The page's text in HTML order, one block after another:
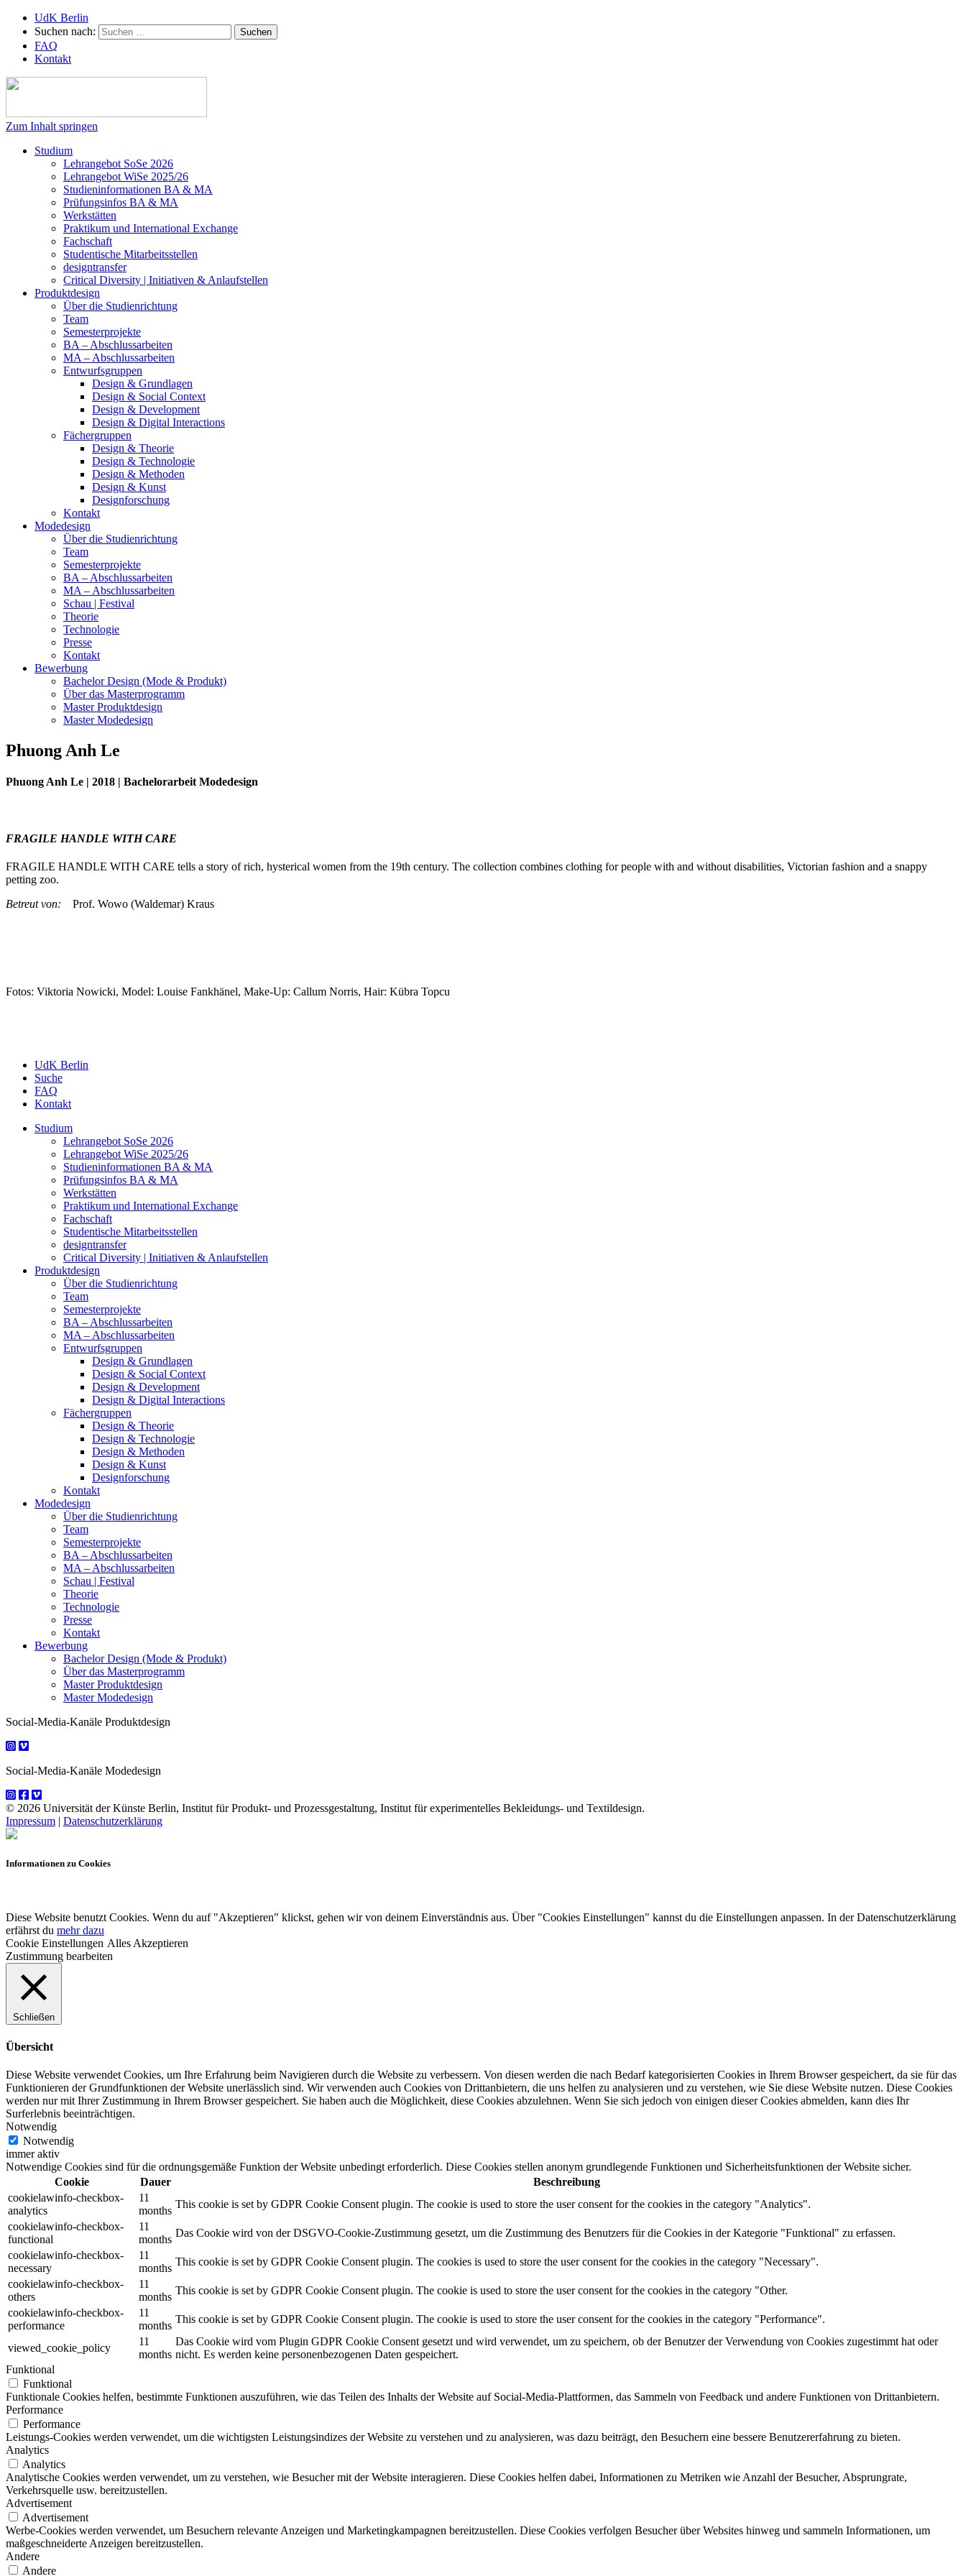
UdK Berlin
Suchen nach:
FAQ
Kontakt
Zum Inhalt springen
Studium
Lehrangebot SoSe 2026
Lehrangebot WiSe 2025/26
Studieninformationen ­BA & MA
Prüfungsinfos BA & MA
Werkstätten
Praktikum und International Exchange
Fachschaft
Studentische Mitarbeitsstellen
designtransfer
Critical Diversity | Initiativen & Anlaufstellen
Produktdesign
Über die Studienrichtung
Team
Semesterprojekte
BA – Abschlussarbeiten
MA – Abschlussarbeiten
Entwurfsgruppen
Design & Grundlagen
Design & Social Context
Design & Development
Design & Digital Interactions
Fächergruppen
Design & Theorie
Design & Technologie
Design & Methoden
Design & Kunst
Designforschung
Kontakt
Modedesign
Über die Studienrichtung
Team
Semesterprojekte
BA – Abschlussarbeiten
MA – Abschlussarbeiten
Schau | Festival
Theorie
Technologie
Presse
Kontakt
Bewerbung
Bachelor Design (Mode & Produkt)
Über das Masterprogramm
Master Produktdesign
Master Modedesign
Phuong Anh Le
Phuong Anh Le | 2018 | Bachelorarbeit Modedesign
FRAGILE HANDLE WITH CARE
FRAGILE HANDLE WITH CARE tells a story of rich, hysterical women from the 19th century. The collection combines clothing for people with and without disabilities, Victorian fashion and a snappy
petting zoo.
Betreut von:
Prof. Wowo (Waldemar) Kraus
Fotos: Viktoria Nowicki, Model: Louise Fankhänel, Make-Up: Callum Norris, Hair: Kübra Topcu
UdK Berlin
Suche
FAQ
Kontakt
Studium
Lehrangebot SoSe 2026
Lehrangebot WiSe 2025/26
Studieninformationen ­BA & MA
Prüfungsinfos BA & MA
Werkstätten
Praktikum und International Exchange
Fachschaft
Studentische Mitarbeitsstellen
designtransfer
Critical Diversity | Initiativen & Anlaufstellen
Produktdesign
Über die Studienrichtung
Team
Semesterprojekte
BA – Abschlussarbeiten
MA – Abschlussarbeiten
Entwurfsgruppen
Design & Grundlagen
Design & Social Context
Design & Development
Design & Digital Interactions
Fächergruppen
Design & Theorie
Design & Technologie
Design & Methoden
Design & Kunst
Designforschung
Kontakt
Modedesign
Über die Studienrichtung
Team
Semesterprojekte
BA – Abschlussarbeiten
MA – Abschlussarbeiten
Schau | Festival
Theorie
Technologie
Presse
Kontakt
Bewerbung
Bachelor Design (Mode & Produkt)
Über das Masterprogramm
Master Produktdesign
Master Modedesign
Social-Media-Kanäle Produktdesign
Social-Media-Kanäle Modedesign
© 2026 Universität der Künste Berlin, Institut für Produkt- und Prozessgestaltung, Institut für experimentelles Bekleidungs- und Textildesign.
Impressum | Datenschutzerklärung
Informationen zu Cookies
Diese Website benutzt Cookies. Wenn du auf "Akzeptieren" klickst, gehen wir von deinem Einverständnis aus. Über "Cookies Einstellungen" kannst du die Einstellungen anpassen. In der Datenschutzerklärung
erfährst du mehr dazu
Cookie Einstellungen Alles Akzeptieren
Zustimmung bearbeiten
Schließen
Übersicht
Diese Website verwendet Cookies, um Ihre Erfahrung beim Navigieren durch die Website zu verbessern. Von diesen werden die nach Bedarf kategorisierten Cookies in Ihrem Browser gespeichert, da sie für das
Funktionieren der Grundfunktionen der Website unerlässlich sind. Wir verwenden auch Cookies von Drittanbietern, die uns helfen zu analysieren und zu verstehen, wie Sie diese Website nutzen. Diese Cookies
werden nur mit Ihrer Zustimmung in Ihrem Browser gespeichert. Sie haben auch die Möglichkeit, diese Cookies abzulehnen. Wenn Sie sich jedoch von einigen dieser Cookies abmelden, kann dies Ihr
Surferlebnis beeinträchtigen.
Notwendig
Notwendig
immer aktiv
Notwendige Cookies sind für die ordnungsgemäße Funktion der Website unbedingt erforderlich. Diese Cookies stellen anonym grundlegende Funktionen und Sicherheitsfunktionen der Website sicher.
Cookie
Dauer
Beschreibung
cookielawinfo-checkbox-
analytics
11
months
This cookie is set by GDPR Cookie Consent plugin. The cookie is used to store the user consent for the cookies in the category "Analytics".
cookielawinfo-checkbox-
functional
11
months
Das Cookie wird von der DSGVO-Cookie-Zustimmung gesetzt, um die Zustimmung des Benutzers für die Cookies in der Kategorie "Funktional" zu erfassen.
cookielawinfo-checkbox-
necessary
11
months
This cookie is set by GDPR Cookie Consent plugin. The cookies is used to store the user consent for the cookies in the category "Necessary".
cookielawinfo-checkbox-
others
11
months
This cookie is set by GDPR Cookie Consent plugin. The cookie is used to store the user consent for the cookies in the category "Other.
cookielawinfo-checkbox-
performance
11
months
This cookie is set by GDPR Cookie Consent plugin. The cookie is used to store the user consent for the cookies in the category "Performance".
viewed_cookie_policy
11
months
Das Cookie wird vom Plugin GDPR Cookie Consent gesetzt und wird verwendet, um zu speichern, ob der Benutzer der Verwendung von Cookies zugestimmt hat oder
nicht. Es werden keine personenbezogenen Daten gespeichert.
Funktional
Funktional
Funktionale Cookies helfen, bestimmte Funktionen auszuführen, wie das Teilen des Inhalts der Website auf Social-Media-Plattformen, das Sammeln von Feedback und andere Funktionen von Drittanbietern.
Performance
Performance
Leistungs-Cookies werden verwendet, um die wichtigsten Leistungsindizes der Website zu verstehen und zu analysieren, was dazu beiträgt, den Besuchern eine bessere Benutzererfahrung zu bieten.
Analytics
Analytics
Analytische Cookies werden verwendet, um zu verstehen, wie Besucher mit der Website interagieren. Diese Cookies helfen dabei, Informationen zu Metriken wie Anzahl der Besucher, Absprungrate,
Verkehrsquelle usw. bereitzustellen.
Advertisement
Advertisement
Werbe-Cookies werden verwendet, um Besuchern relevante Anzeigen und Marketingkampagnen bereitzustellen. Diese Cookies verfolgen Besucher über Websites hinweg und sammeln Informationen, um
maßgeschneiderte Anzeigen bereitzustellen.
Andere
Andere